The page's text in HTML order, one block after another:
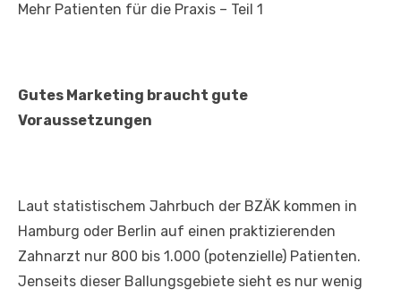
Mehr Patienten für die Praxis – Teil 1
Gutes Marketing braucht gute
Voraussetzungen
Laut statistischem Jahrbuch der BZÄK kommen in
Hamburg oder Berlin auf einen praktizierenden
Zahnarzt nur 800 bis 1.000 (potenzielle) Patienten.
Jenseits dieser Ballungsgebiete sieht es nur wenig